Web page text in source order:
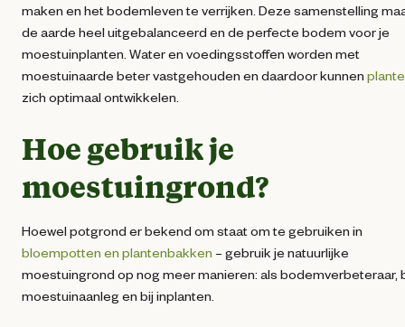
maken en het bodemleven te verrijken. Deze samenstelling
de aarde heel uitgebalanceerd en de perfecte bodem voor je
moestuinplanten. Water en voedingsstoffen worden met
moestuinaarde beter vastgehouden en daardoor kunnen
zich optimaal ontwikkelen.
Hoe gebruik je
moestuingrond?
Hoewel potgrond er bekend om staat om te gebruiken in
bloempotten en plantenbakken – gebruik je natuurlijke
moestuingrond op nog meer manieren: als bodemverbeteraar,
moestuinaanleg en bij inplanten.